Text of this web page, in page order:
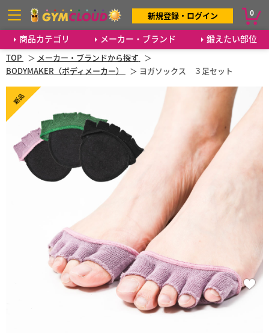
商品カテゴリ メーカー・ブランド 鍛えたい部位
新規登録・ログイン 0
TOP
メーカー・ブランドから探す
BODYMAKER（ボディメーカー）
ヨガソックス ３足セット
新品